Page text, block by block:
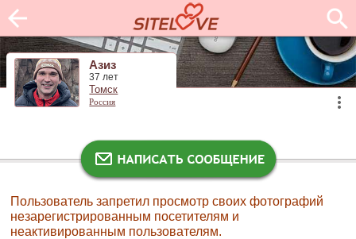
Азиз
37 лет
Томск
Россия
Пользователь запретил просмотр своих фотографий
незарегистрированным посетителям и
неактивированным пользователям.